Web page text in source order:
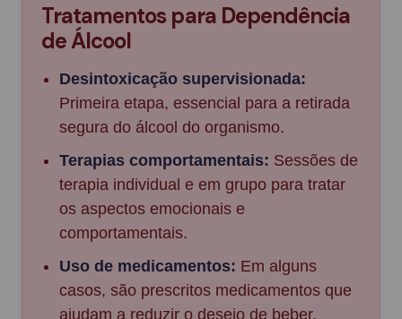
Tratamentos para Dependência
de Álcool
Desintoxicação supervisionada:
Primeira etapa, essencial para a retirada
segura do álcool do organismo.
Terapias comportamentais: Sessões de
terapia individual e em grupo para tratar
os aspectos emocionais e
comportamentais.
Uso de medicamentos: Em alguns
casos, são prescritos medicamentos que
ajudam a reduzir o desejo de beber.